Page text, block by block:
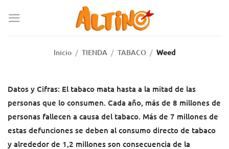
Inicio / TIENDA / TABACO / Weed
Datos y Cifras: El tabaco mata hasta a la mitad de las
personas que lo consumen. Cada año, más de 8 millones de
personas fallecen a causa del tabaco. Más de 7 millones de
estas defunciones se deben al consumo directo de tabaco
y alrededor de 1,2 millones son consecuencia de la